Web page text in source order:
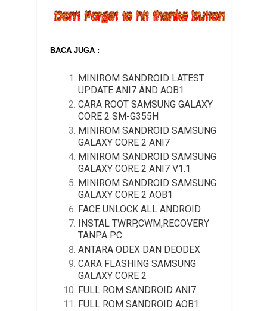
BACA JUGA :
MINIROM SANDROID LATEST
UPDATE ANI7 AND AOB1
CARA ROOT SAMSUNG GALAXY
CORE 2 SM-G355H
MINIROM SANDROID SAMSUNG
GALAXY CORE 2 ANI7
MINIROM SANDROID SAMSUNG
GALAXY CORE 2 ANI7 V1.1
MINIROM SANDROID SAMSUNG
GALAXY CORE 2 AOB1
FACE UNLOCK ALL ANDROID
INSTAL TWRP,CWM,RECOVERY
TANPA PC
ANTARA ODEX DAN DEODEX
CARA FLASHING SAMSUNG
GALAXY CORE 2
FULL ROM SANDROID ANI7
FULL ROM SANDROID AOB1